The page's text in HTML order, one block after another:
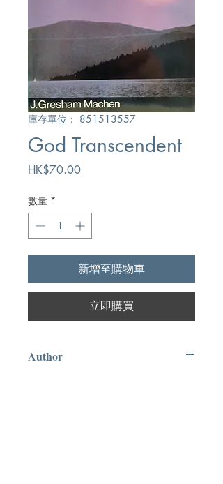
庫存單位： 851513557
God Transcendent
HK$70.00價
數量 *
新增至購物車
立即購買
Author